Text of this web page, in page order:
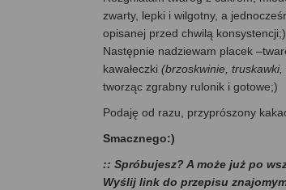
zwarty, lepki i wilgotny, a
opisanej przed chwilą konsystencji;)
Następnie nadziewam placek
kawałeczki (brzoskwinie, truskawki,
tworząc zgrabny rulonik i gotowe;)
Podaję od razu, przyprószony
Smacznego:)
:: Spróbujesz? A może już po
Wyślij link do przepisu